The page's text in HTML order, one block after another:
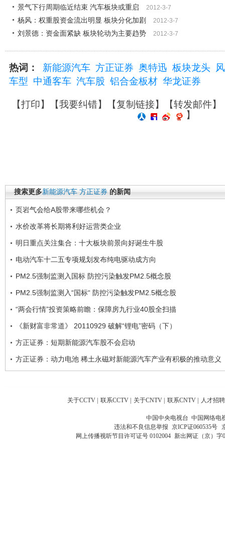
景气下行周期临近结束 汽车板块或重启 2012-3-7
杨风：权重股资金流出明显 板块分化加剧 2012-3-7
刘景德：资金面紧缺 板块轮动为主要趋势 2012-3-7
热词： 新能源汽车 方正证券 奥特迅 板块龙头
车型
中通客车 汽车股 铝合金板材 华龙证券
【打印】【我要纠错】【复制链接】【转发邮件】
】
搜索更多新能源汽车 方正证券 的新闻
页岩气会给A股带来哪些机会？
水价改革将长期将利好运营类企业
明日重点关注集合：十大板块前景向好诞生牛股
电动汽车十二五专项规划发布纯电驱动成方向
PM2.5强制监测入国标 防控污染触发PM2.5概念股
PM2.5强制监测入“国标“ 防控污染触发PM2.5概念股
“两会行情”投资策略前瞻：保障房九行业40股全扫描
《新财富非常道》 20110929 破解“锂电”密码（下）
方正证券：短期新能源汽车股不会启动
方正证券：动力电池 稀土永磁对新能源汽车产业有积极的推动意义
关于CCTV | 联系CCTV | 关于CNTV | 联系CNTV | 人才招聘
中国中央电视台 中国网络电
违法和不良信息举报 京ICP证060535号
网上传播视听节目许可证号 0102004 新出网证（京）